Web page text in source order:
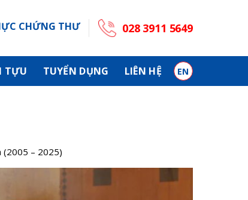
CHỨNG THƯ 028 3911 5649
TỰU TUYỂN DỤNG LIÊN HỆ EN
(2005 – 2025)